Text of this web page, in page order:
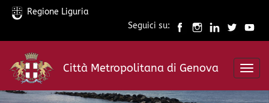
Salta
contenuto
principale
Regione Liguria
Seguici su:
Città Metropolitana di Genova